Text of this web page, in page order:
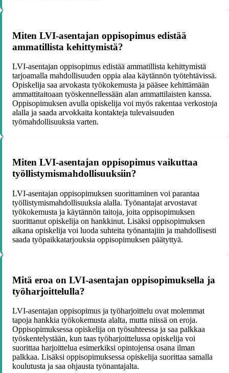
Miten LVI-asentajan oppisopimus edistää
ammatillista kehittymistä?
LVI-asentajan oppisopimus edistää ammatillista kehittymistä
tarjoamalla mahdollisuuden oppia alaa käytännön työtehtävissä.
Opiskelija saa arvokasta työkokemusta ja pääsee kehittämään
ammattitaitoaan työskennellessään alan ammattilaisten kanssa.
Oppisopimuksen avulla opiskelija voi myös rakentaa verkostoja
alalla ja saada arvokkaita kontakteja tulevaisuuden
työmahdollisuuksia varten.
Miten LVI-asentajan oppisopimus vaikuttaa
työllistymismahdollisuuksiin?
LVI-asentajan oppisopimuksen suorittaminen voi parantaa
työllistymismahdollisuuksia alalla. Työnantajat arvostavat
työkokemusta ja käytännön taitoja, joita oppisopimuksen
suorittanut opiskelija on hankkinut. Lisäksi oppisopimuksen
aikana opiskelija voi luoda suhteita työnantajiin ja mahdollisesti
saada työpaikkatarjouksia oppisopimuksen päätyttyä.
Mitä eroa on LVI-asentajan oppisopimuksella ja
työharjoittelulla?
LVI-asentajan oppisopimus ja työharjoittelu ovat molemmat
tapoja hankkia työkokemusta alalta, mutta niissä on eroja.
Oppisopimuksessa opiskelija on työsuhteessa ja saa palkkaa
työskentelystään, kun taas työharjoittelussa opiskelija voi
suorittaa harjoittelua esimerkiksi opintojensa osana ilman
palkkaa. Lisäksi oppisopimuksessa opiskelija suorittaa samalla
koulutusta ja saa ohjausta työnantajalta.